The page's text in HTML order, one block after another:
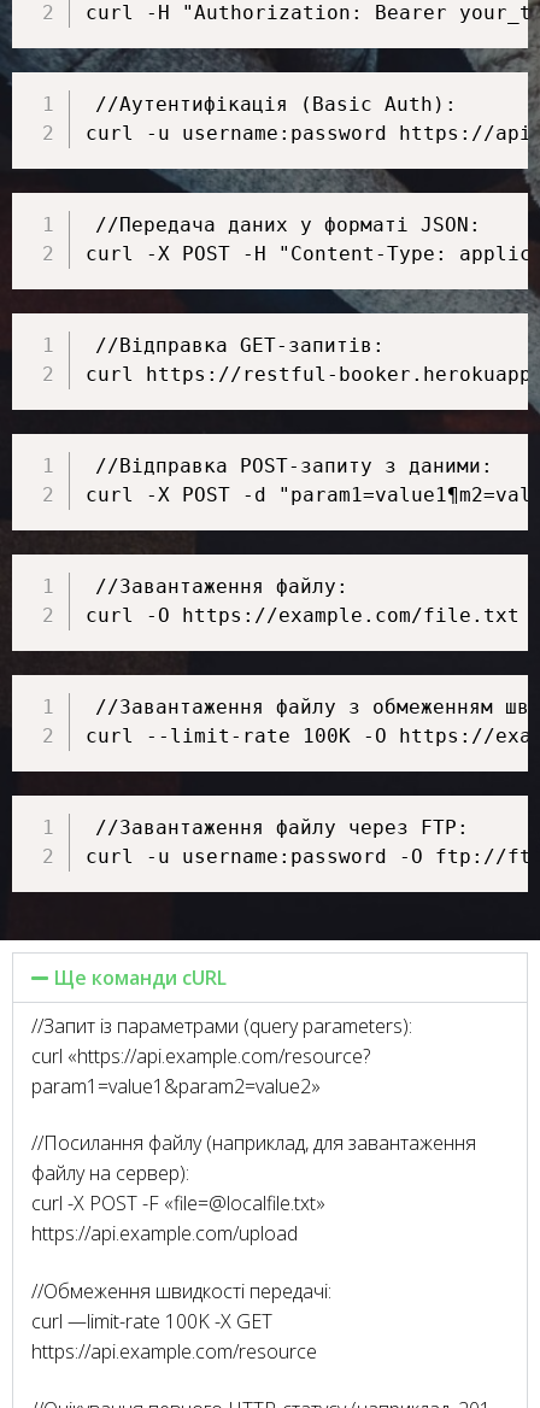
curl -H "Authorization: Bearer
//Аутентифікація (Basic Auth):
curl -u username:password https://
//Передача даних у форматі JSON:
curl -X POST -H "Content-Type:
//Відправка GET-запитів:
curl https://restful-
//Відправка POST-запиту з даними:
curl -X POST -d
//Завантаження файлу:
curl -O https://example.com/file.txt
//Завантаження файлу з обмеженням
curl --limit-rate 100K -O https://
//Завантаження файлу через FTP:
curl -u username:password -O ftp://
Ще команди cURL
//Запит із параметрами (query parameters):
curl «https://api.example.com/resource?
param1=value1&param2=value2»
//Посилання файлу (наприклад, для завантаження
файлу на сервер):
curl -X POST -F «file=@localfile.txt»
https://api.example.com/upload
//Обмеження швидкості передачі:
curl —limit-rate 100K -X GET
https://api.example.com/resource